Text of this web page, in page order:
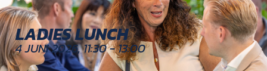
LADIES LUNCH
4 JUNI 2026, 11:30 - 13:00